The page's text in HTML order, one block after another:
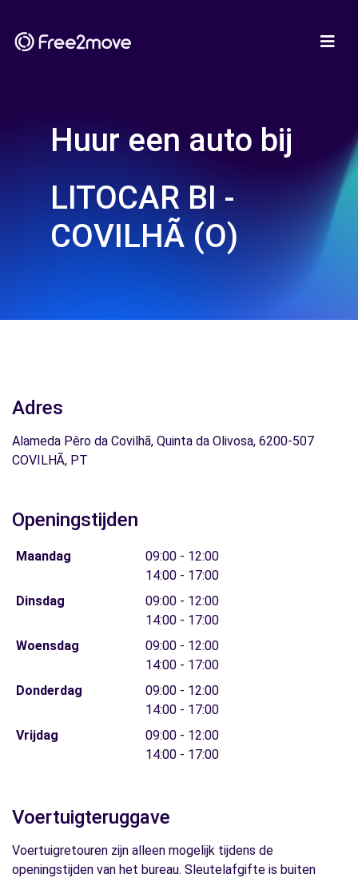
Huur een auto bij
LITOCAR BI -
COVILHÃ (O)
Adres
Alameda Pêro da Covilhã, Quinta da Olivosa, 6200-507
COVILHÃ, PT
Openingstijden
Maandag
09:00 - 12:00
14:00 - 17:00
Dinsdag
09:00 - 12:00
14:00 - 17:00
Woensdag
09:00 - 12:00
14:00 - 17:00
Donderdag
09:00 - 12:00
14:00 - 17:00
Vrijdag
09:00 - 12:00
14:00 - 17:00
Voertuigteruggave
Voertuigretouren zijn alleen mogelijk tijdens de
openingstijden van het bureau. Sleutelafgifte is buiten